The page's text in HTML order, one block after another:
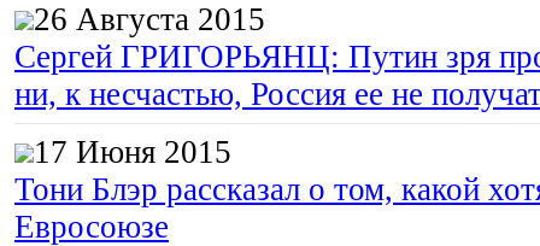
26 Августа 2015
Сергей ГРИГОРЬЯНЦ: Путин зря
ни, к несчастью, Россия ее не
17 Июня 2015
Тони Блэр рассказал о том, какой
Евросоюзе